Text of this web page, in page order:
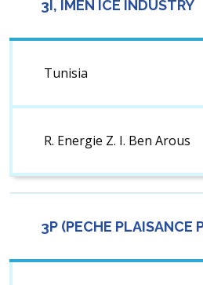
3I, IMEN ICE INDUSTRY
Tunisia
R. Energie Z. I. Ben Arous
3P (PECHE PLAISANCE